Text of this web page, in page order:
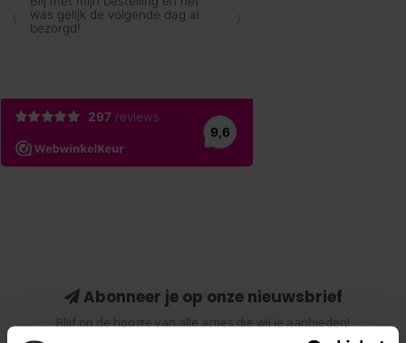
Abonneer je op onze nieuwsbrief
Blijf op de hoogte van alle acties die wij je aanbieden!